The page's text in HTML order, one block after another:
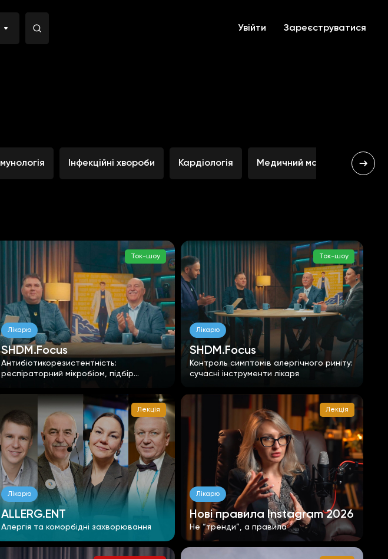
Увійти Зареєструватися
Імунологія Інфекційні хвороби Кардіологія Медичний маркетинг
Ток-шоу
Лікарю
SHDM.Focus
Антибіотикорезистентність:
респіраторний мікробіом, підбір
Ток-шоу
Лікарю
SHDM.Focus
Контроль симптомів алергічного риніту:
сучасні інструменти лікаря
Лекція
Лікарю
ALLERG.ENT
Алергія та коморбідні захворювання
Лекція
Лікарю
Нові правила Instagram 2026
Не “тренди”, а правила